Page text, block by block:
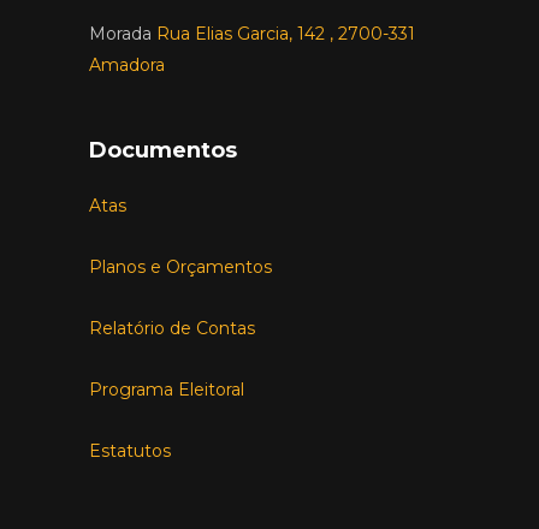
Morada Rua Elias Garcia, 142 , 2700-331
Amadora
Documentos
Atas
Planos e Orçamentos
Relatório de Contas
Programa Eleitoral
Estatutos